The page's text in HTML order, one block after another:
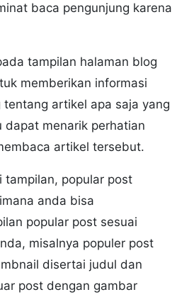
baca pengunjung karena
tampilan halaman blog
memberikan informasi
tentang artikel apa saja yang
dapat menarik perhatian
artikel tersebut.
tampilan, popular post
anda bisa
popular post sesuai
misalnya populer post
disertai judul dan
post dengan gambar